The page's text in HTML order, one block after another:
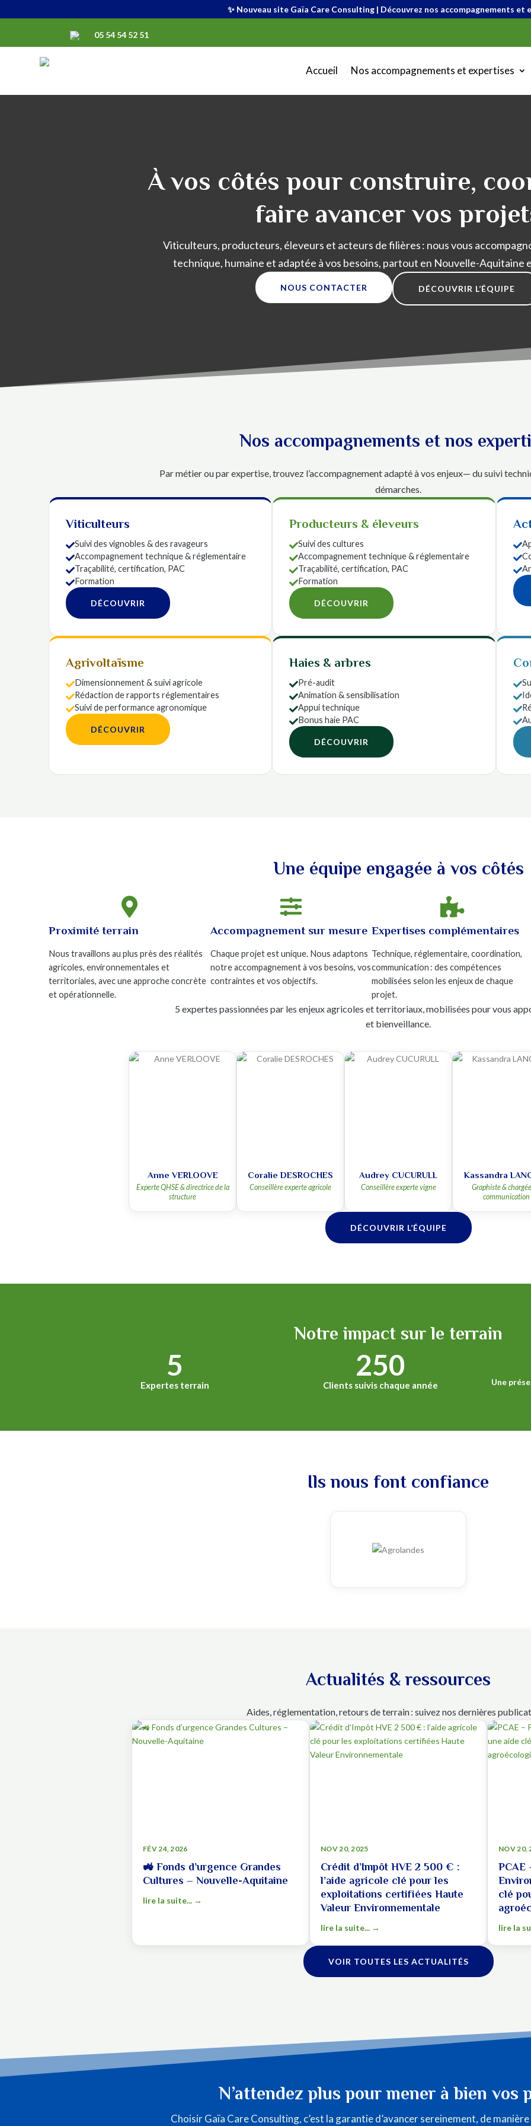
✨ Nouveau site Gaïa Care Consulting | Découvrez nos accompagnements et
05 54 54 52 51
Accueil Nos accompagnements et expertises
À vos côtés pour construire,
faire avancer vos
Viticulteurs, producteurs, éleveurs et acteurs de filières : nous vous
technique, humaine et adaptée à vos besoins, partout en Nouvelle-Aquitaine
NOUS CONTACTER DÉCOUVRIR L’ÉQUIPE
Nos accompagnements et nos
Par métier ou par expertise, trouvez l’accompagnement adapté à vos enjeux— du suivi
démarches.
Viticulteurs
Suivi des vignobles & des ravageurs
Accompagnement technique & réglementaire
Traçabilité, certification, PAC
Formation
DÉCOUVRIR
Producteurs & éleveurs
Suivi des cultures
Accompagnement technique & réglementaire
Traçabilité, certification, PAC
Formation
DÉCOUVRIR



Agrivoltaïsme
Dimensionnement & suivi agricole
Rédaction de rapports réglementaires
Suivi de performance agronomique
DÉCOUVRIR
Haies & arbres
Pré-audit
Animation & sensibilisation
Appui technique
Bonus haie PAC
DÉCOUVRIR




Une équipe engagée à vos côtés

Proximité terrain
Nous travaillons au plus près des réalités
agricoles, environnementales et
territoriales, avec une approche concrète
et opérationnelle.

Accompagnement sur mesure
Chaque projet est unique. Nous adaptons
notre accompagnement à vos besoins, vos
contraintes et vos objectifs.

Expertises complémentaires
Technique, réglementaire, coordination,
communication : des compétences
mobilisées selon les enjeux de chaque
projet.
5 expertes passionnées par les enjeux agricoles et territoriaux, mobilisées pour vous
et bienveillance.
Anne VERLOOVE
Experte QHSE & directrice de la
structure
Coralie DESROCHES
Conseillère experte agricole
Audrey CUCURULL
Conseillère experte vigne
Kassandra
Graphiste &
communication
DÉCOUVRIR L’ÉQUIPE
Notre impact sur le terrain
5
Expertes terrain
250
Clients suivis chaque année Une
Ils nous font confiance
Actualités & ressources
Aides, réglementation, retours de terrain : suivez nos dernières
🚜 Fonds d’urgence Grandes
Cultures – Nouvelle-Aquitaine
FÉV 24, 2026
lire la suite...
Crédit d’Impôt HVE 2 500 € :
l’aide agricole clé pour les
exploitations certifiées Haute
Valeur Environnementale
NOV 20, 2025
lire la suite...
PCAE
clé
NOV 20,
lire la
VOIR TOUTES LES ACTUALITÉS
N’attendez plus pour mener à bien vos
Choisir Gaïa Care Consulting, c’est la garantie d’avancer sereinement, de